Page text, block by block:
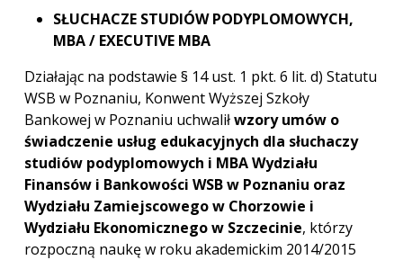
formacie
SŁUCHACZE STUDIÓW PODYPLOMOWYCH,
MBA / EXECUTIVE MBA
Działając na podstawie § 14 ust. 1 pkt. 6 lit. d) Statutu
WSB w Poznaniu, Konwent Wyższej Szkoły
Bankowej w Poznaniu uchwaliłwzory umów o
świadczenie usług edukacyjnych dla słuchaczy
studiów podyplomowych i MBA Wydziału
Finansów i Bankowości WSB w Poznaniu oraz
Wydziału Zamiejscowego w Chorzowie i
Wydziału Ekonomicznego w Szczecinie, którzy
rozpoczną naukę w roku akademickim 2014/2015